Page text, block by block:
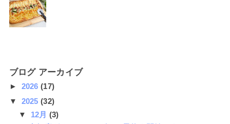
ブログ アーカイブ
► 2026(17)
▼ 2025(32)
▼ 12月 (3)